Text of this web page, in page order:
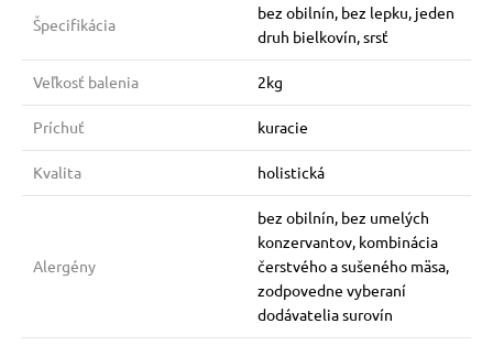
Špecifikácia
bez obilnín, bez lepku, jeden
druh bielkovín, srsť
Veľkosť balenia 2kg
Príchuť kuracie
Kvalita holistická
Alergény
bez obilnín, bez umelých
konzervantov, kombinácia
čerstvého a sušeného mäsa,
zodpovedne vyberaní
dodávatelia surovín